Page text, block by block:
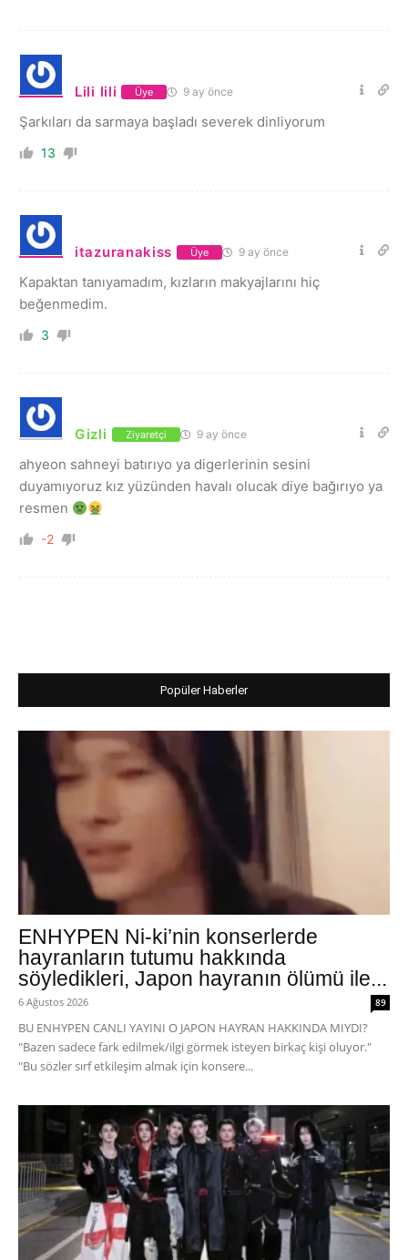
Lili lili Üye 9 ay önce
Şarkıları da sarmaya başladı severek dinliyorum
13
itazuranakiss Üye 9 ay önce
Kapaktan tanıyamadım, kızların makyajlarını hiç
beğenmedim.
3
Gizli Ziyaretçi 9 ay önce
ahyeon sahneyi batırıyo ya digerlerinin sesini
duyamıyoruz kız yüzünden havalı olucak diye bağırıyo ya
resmen
-2
Popüler Haberler
ENHYPEN Ni-ki’nin konserlerde
hayranların tutumu hakkında
söyledikleri, Japon hayranın ölümü ile...
6 Ağustos 2026 89
BU ENHYPEN CANLI YAYINI O JAPON HAYRAN HAKKINDA MIYDI?
"Bazen sadece fark edilmek/ilgi görmek isteyen birkaç kişi oluyor."
"Bu sözler sırf etkileşim almak için konsere...